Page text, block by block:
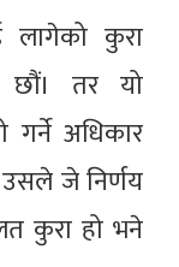
लागेको कुरा
छौं। तर यो
गर्ने अधिकार
जे निर्णय
कुरा हो भने